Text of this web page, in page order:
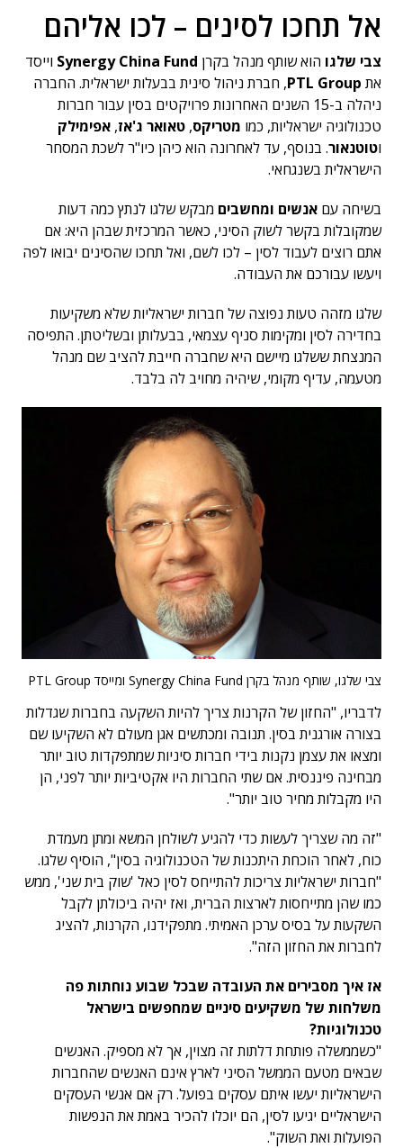
אל תחכו לסינים – לכו אליהם
צבי שלגו הוא שותף מנהל בקרן Synergy China Fund וייסד
את PTL Group, חברת ניהול סינית בבעלות ישראלית. החברה
ניהלה ב-15 השנים האחרונות פרויקטים בסין עבור חברות
טכנולוגיה ישראליות, כמו מטריקס, טאואר ג'אז, אפימילק
וטוטנאור. בנוסף, עד לאחרונה הוא כיהן כיו"ר לשכת המסחר
הישראלית בשנגחאי.
בשיחה עם אנשים ומחשבים מבקש שלגו לנתץ כמה דעות
שמקובלות בקשר לשוק הסיני, כאשר המרכזית שבהן היא: אם
אתם רוצים לעבוד לסין – לכו לשם, ואל תחכו שהסינים יבואו לפה
ויעשו עבורכם את העבודה.
שלגו מזהה טעות נפוצה של חברות ישראליות שלא משקיעות
בחדירה לסין ומקימות סניף עצמאי, בבעלותן ובשליטתן. התפיסה
המנצחת ששלגו מיישם היא שחברה חייבת להציב שם מנהל
מטעמה, עדיף מקומי, שיהיה מחויב לה בלבד.
צבי שלגו, שותף מנהל בקרן Synergy China Fund ומייסד PTL Group
לדבריו, "החזון של הקרנות צריך להיות השקעה בחברות שגדלות
בצורה אורגנית בסין. תנובה ומכתשים אגן מעולם לא השקיעו שם
ומצאו את עצמן נקנות בידי חברות סיניות שמתפקדות טוב יותר
מבחינה פיננסית. אם שתי החברות היו אקטיביות יותר לפני, הן
היו מקבלות מחיר טוב יותר".
"זה מה שצריך לעשות כדי להגיע לשולחן המשא ומתן מעמדת
כוח, לאחר הוכחת היתכנות של הטכנולוגיה בסין", הוסיף שלגו.
"חברות ישראליות צריכות להתייחס לסין כאל 'שוק בית שני', ממש
כמו שהן מתייחסות לארצות הברית, ואז יהיה ביכולתן לקבל
השקעות על בסיס ערכן האמיתי. מתפקידנו, הקרנות, להציג
לחברות את החזון הזה".
אז איך מסבירים את העובדה שבכל שבוע נוחתות פה
משלחות של משקיעים סיניים שמחפשים בישראל
טכנולוגיות?
"כשממשלה פותחת דלתות זה מצוין, אך לא מספיק. האנשים
שבאים מטעם הממשל הסיני לארץ אינם האנשים שהחברות
הישראליות יעשו איתם עסקים בפועל. רק אם אנשי העסקים
הישראליים יגיעו לסין, הם יוכלו להכיר באמת את הנפשות
הפועלות ואת השוק".